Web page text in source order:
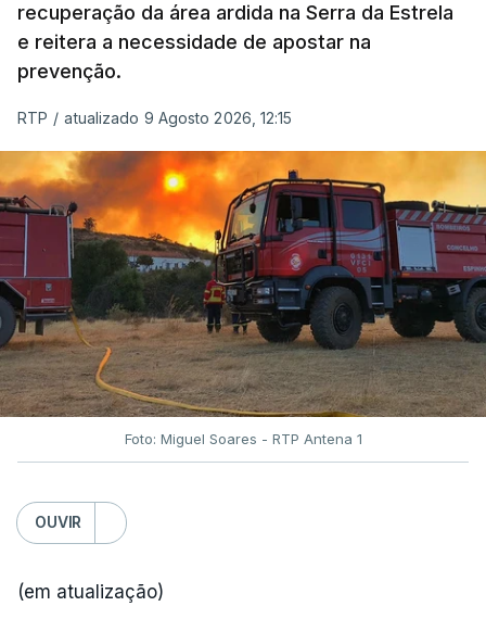
recuperação da área ardida na Serra da Estrela
e reitera a necessidade de apostar na
prevenção.
RTP / atualizado 9 Agosto 2026, 12:15
Foto: Miguel Soares - RTP Antena 1
OUVIR
(em atualização)